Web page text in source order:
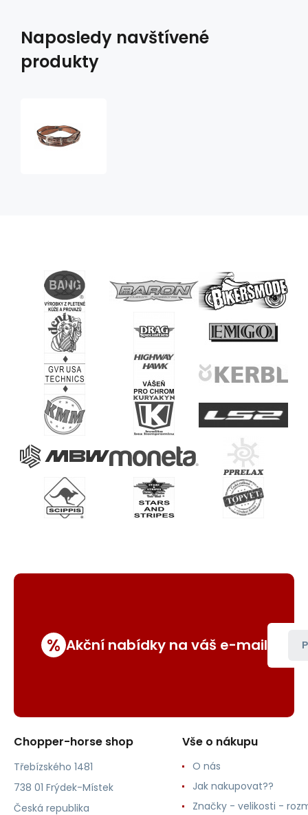
Naposledy navštívené
produkty
% Akční nabídky na váš e-mail
Chopper-horse shop
Třebízského 1481
738 01 Frýdek-Místek
Česká republika
Vše o nákupu
O nás
Jak nakupovat??
Značky - velikosti -